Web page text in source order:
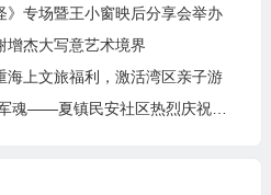
》专场暨王小窗映后分享会举办
增杰大写意艺术境界
海上文旅福利，激活湾区亲子游
军民同心庆八一 文艺汇演颂军魂——夏镇民安社区热烈庆祝建军99周年